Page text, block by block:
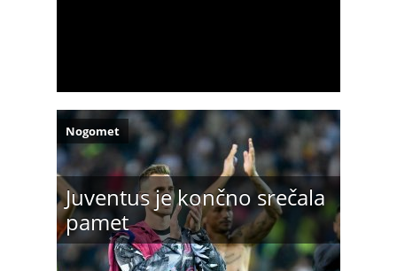
Juventus je končno srečala
pamet
Nogomet